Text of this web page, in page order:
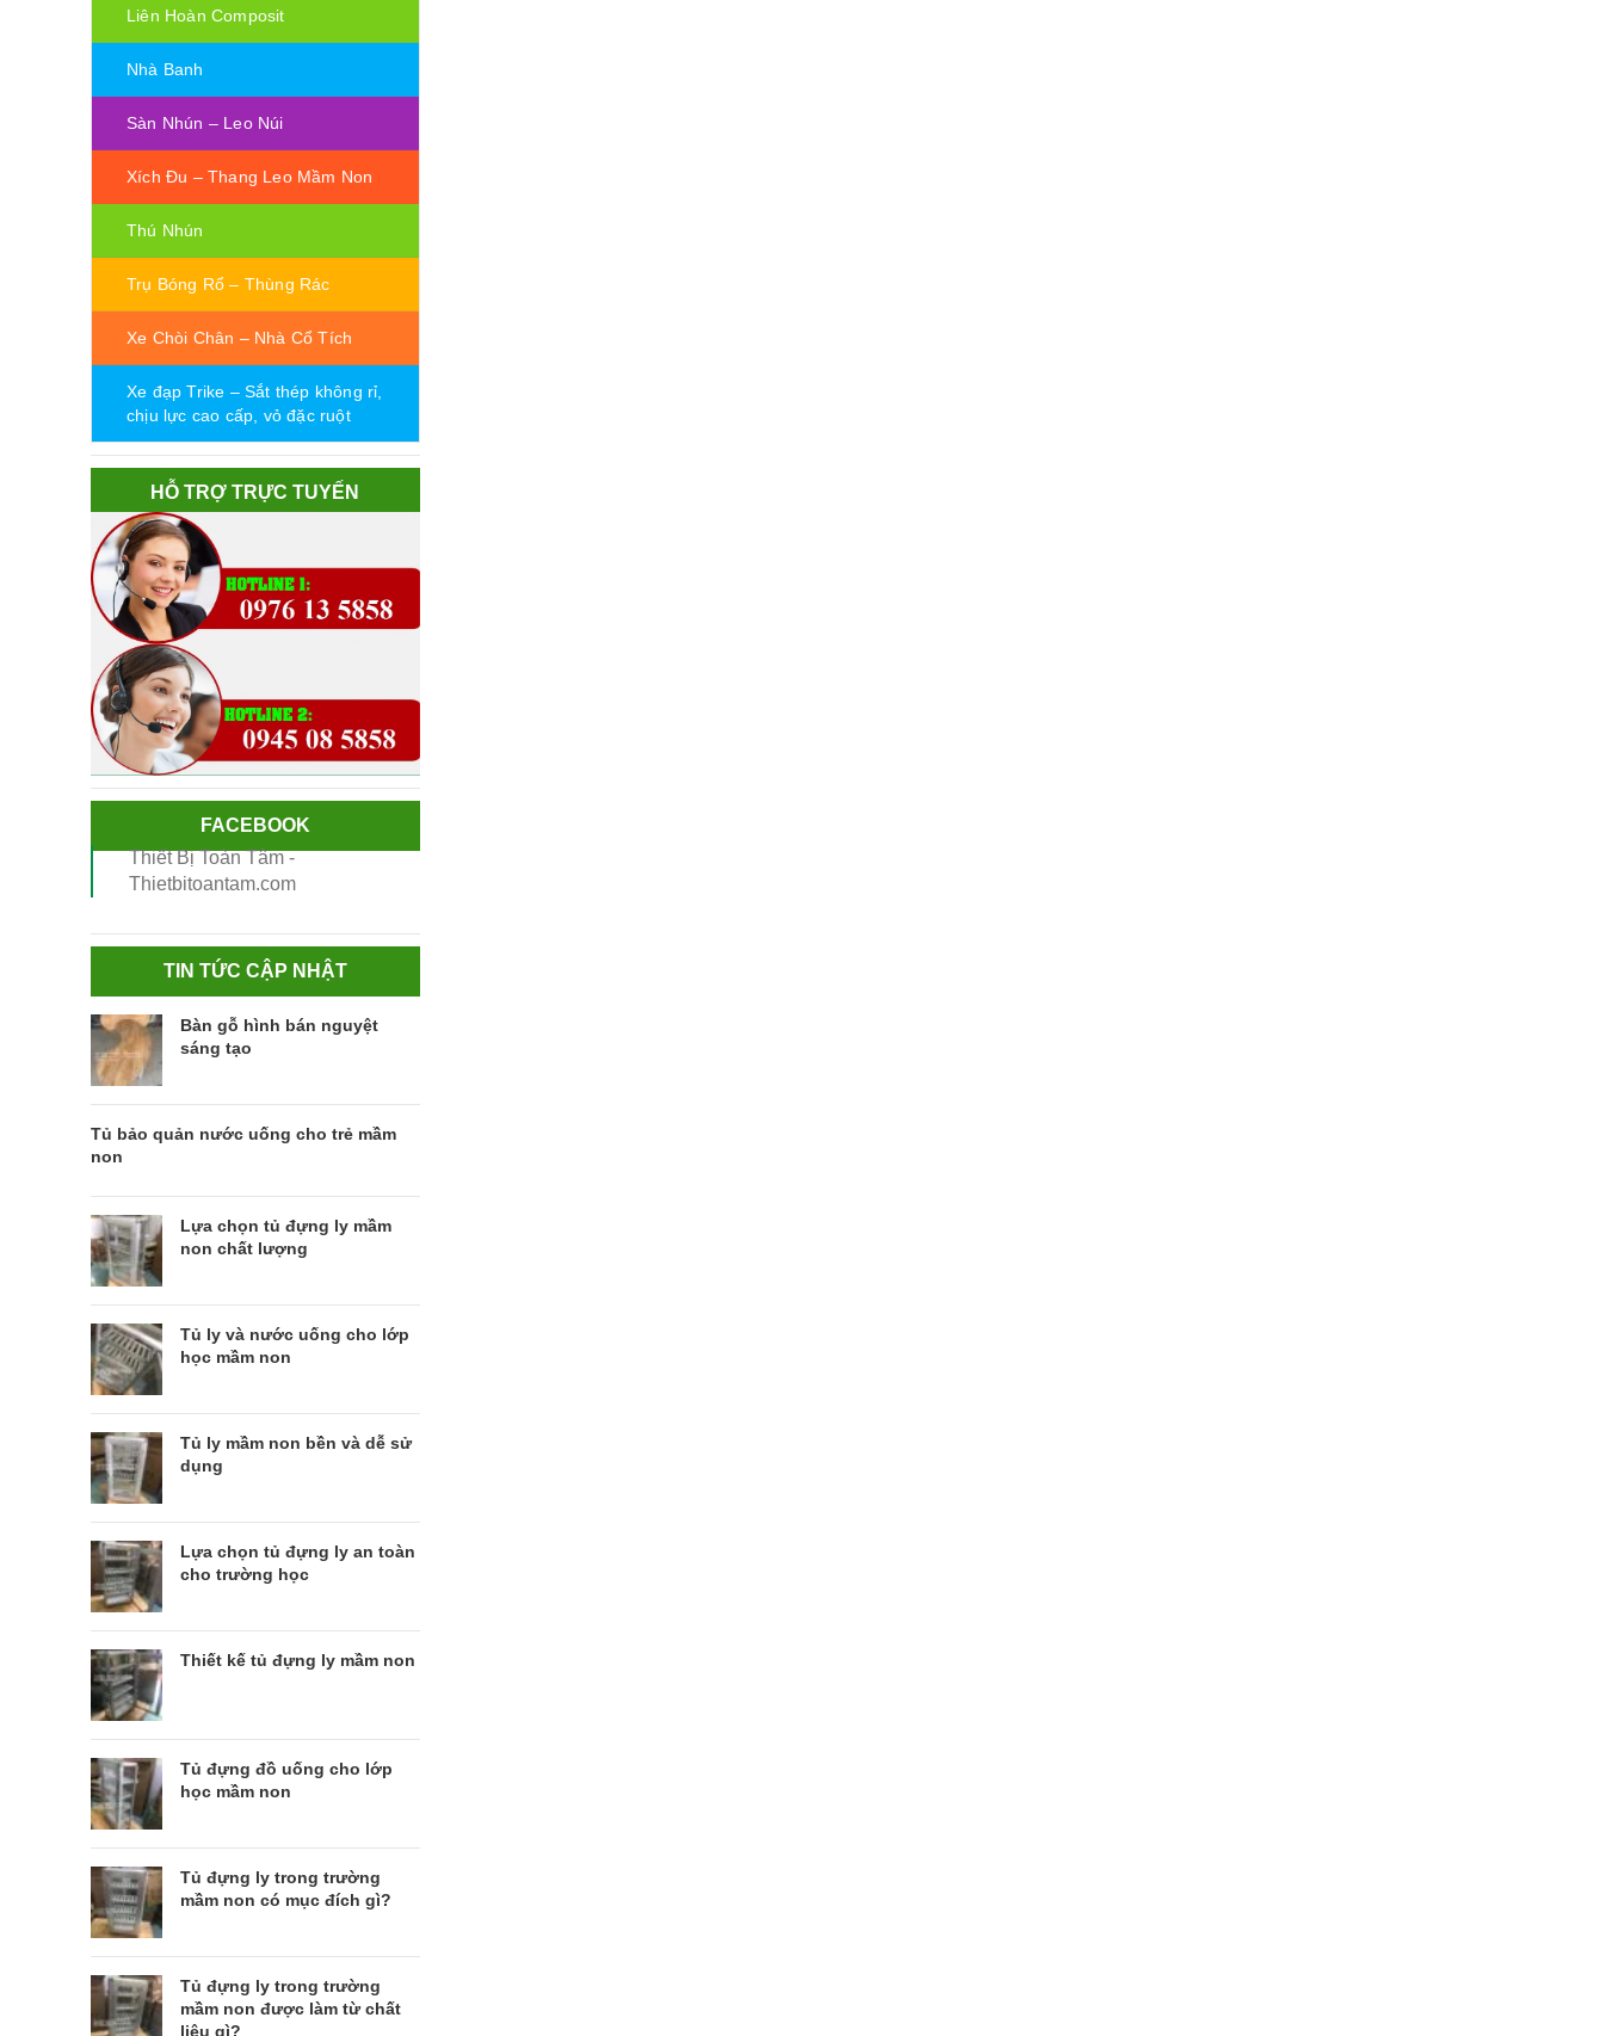
Liên Hoàn Composit
Nhà Banh
Sàn Nhún – Leo Núi
Xích Đu – Thang Leo Mầm Non
Thú Nhún
Trụ Bóng Rổ – Thùng Rác
Xe Chòi Chân – Nhà Cổ Tích
Xe đạp Trike – Sắt thép không rỉ,
chịu lực cao cấp, vỏ đặc ruột
HỖ TRỢ TRỰC TUYẾN
FACEBOOK
Thiết Bị Toàn Tâm -
Thietbitoantam.com
TIN TỨC CẬP NHẬT
Bàn gỗ hình bán nguyệt
sáng tạo
Tủ bảo quản nước uống cho trẻ mầm
non
Lựa chọn tủ đựng ly mầm
non chất lượng
Tủ ly và nước uống cho lớp
học mầm non
Tủ ly mầm non bền và dễ sử
dụng
Lựa chọn tủ đựng ly an toàn
cho trường học
Thiết kế tủ đựng ly mầm non
Tủ đựng đồ uống cho lớp
học mầm non
Tủ đựng ly trong trường
mầm non có mục đích gì?
Tủ đựng ly trong trường
mầm non được làm từ chất
liệu gì?